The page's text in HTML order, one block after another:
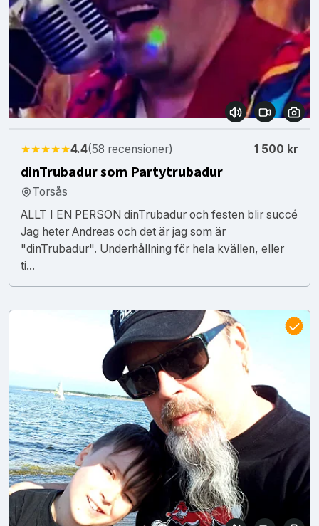
★★★★★4.4(58 recensioner) 1 500 kr
dinTrubadur som Partytrubadur
Torsås
ALLT I EN PERSON dinTrubadur och festen blir succé
Jag heter Andreas och det är jag som är
"dinTrubadur". Underhållning för hela kvällen, eller
ti...